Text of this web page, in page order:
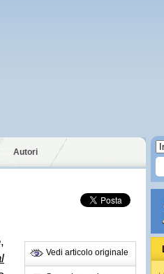
Autori
Vedi articolo originale